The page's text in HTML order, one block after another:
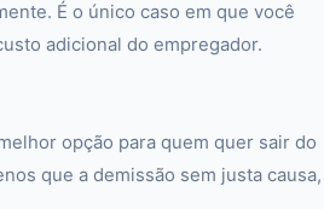
É o único caso em que você
adicional do empregador.
opção para quem quer sair do
que a demissão sem justa causa,